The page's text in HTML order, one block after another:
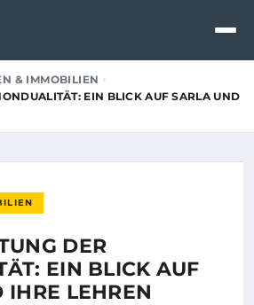
& IMMOBILIEN
EIN BLICK AUF SARLA UND
DER
EIN BLICK AUF
IHRE LEHREN